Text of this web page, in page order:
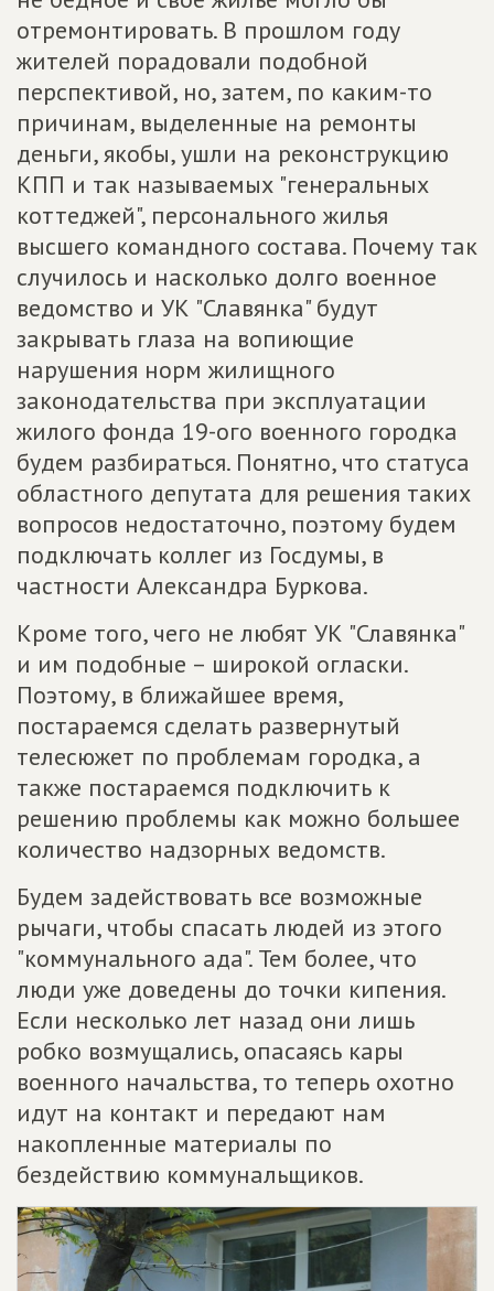
отремонтировать. В прошлом году
жителей порадовали подобной
перспективой, но, затем, по каким-то
причинам, выделенные на ремонты
деньги, якобы, ушли на реконструкцию
КПП и так называемых "генеральных
коттеджей", персонального жилья
высшего командного состава. Почему так
случилось и насколько долго военное
ведомство и УК "Славянка" будут
закрывать глаза на вопиющие
нарушения норм жилищного
законодательства при эксплуатации
жилого фонда 19-ого военного городка
будем разбираться. Понятно, что статуса
областного депутата для решения таких
вопросов недостаточно, поэтому будем
подключать коллег из Госдумы, в
частности Александра Буркова.
Кроме того, чего не любят УК "Славянка"
и им подобные – широкой огласки.
Поэтому, в ближайшее время,
постараемся сделать развернутый
телесюжет по проблемам городка, а
также постараемся подключить к
решению проблемы как можно большее
количество надзорных ведомств.
Будем задействовать все возможные
рычаги, чтобы спасать людей из этого
"коммунального ада". Тем более, что
люди уже доведены до точки кипения.
Если несколько лет назад они лишь
робко возмущались, опасаясь кары
военного начальства, то теперь охотно
идут на контакт и передают нам
накопленные материалы по
бездействию коммунальщиков.